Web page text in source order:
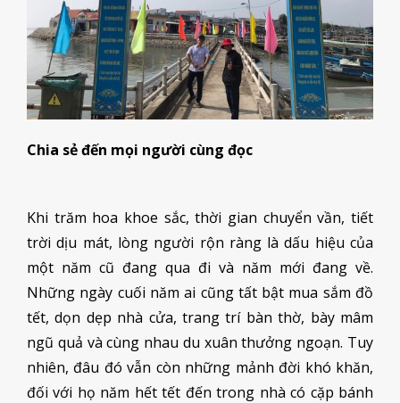
Chia sẻ đến mọi người cùng đọc
Khi trăm hoa khoe sắc, thời gian chuyển vần, tiết
trời dịu mát, lòng người rộn ràng là dấu hiệu của
một năm cũ đang qua đi và năm mới đang về.
Những ngày cuối năm ai cũng tất bật mua sắm đồ
tết, dọn dẹp nhà cửa, trang trí bàn thờ, bày mâm
ngũ quả và cùng nhau du xuân thưởng ngoạn. Tuy
nhiên, đâu đó vẫn còn những mảnh đời khó khăn,
đối với họ năm hết tết đến trong nhà có cặp bánh